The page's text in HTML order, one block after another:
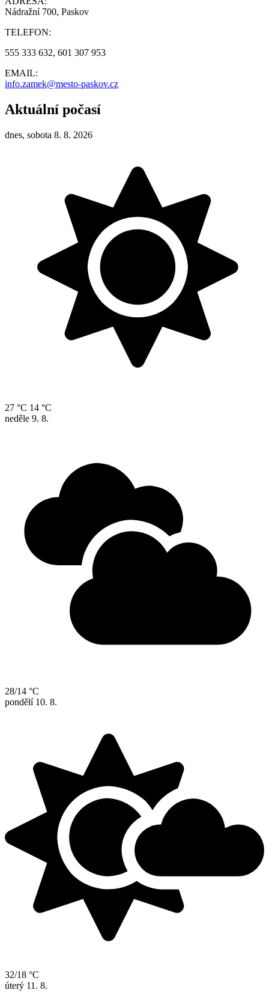
Nádražní 700, Paskov
TELEFON:
555 333 632, 601 307 953
EMAIL:
info.zamek@mesto-paskov.cz
Aktuální počasí
dnes, sobota 8. 8. 2026
27 °C 14 °C
neděle 9. 8.
28/14 °C
pondělí 10. 8.
32/18 °C
úterý 11. 8.